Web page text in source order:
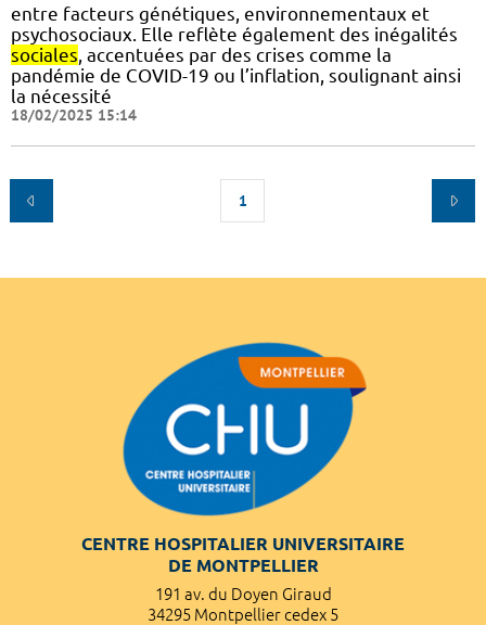
entre facteurs génétiques, environnementaux et
psychosociaux. Elle reflète également des inégalités
sociales, accentuées par des crises comme la
pandémie de COVID-19 ou l’inflation, soulignant ainsi
la nécessité
18/02/2025 15:14
1
CENTRE HOSPITALIER UNIVERSITAIRE
DE MONTPELLIER
191 av. du Doyen Giraud
34295 Montpellier cedex 5